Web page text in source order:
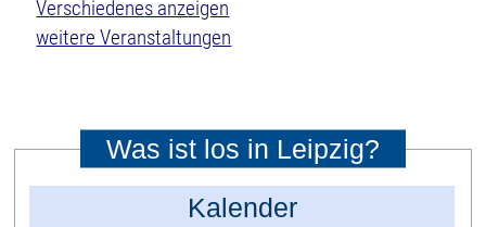
weitere Veranstaltungen
Was ist los in Leipzig?
Kalender